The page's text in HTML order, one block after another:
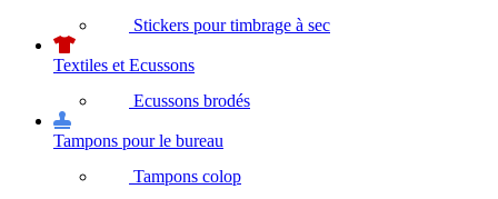
Stickers pour timbrage à sec
Textiles et Ecussons
Ecussons brodés
Tampons pour le bureau
Tampons colop